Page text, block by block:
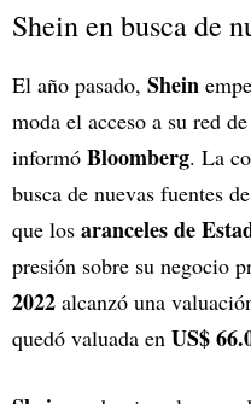
Shein en busca de
El año pasado, Shein
moda el acceso a su red
informó Bloomberg. La
busca de nuevas fuentes
que los aranceles de
presión sobre su negocio
2022 alcanzó una
quedó valuada en US$